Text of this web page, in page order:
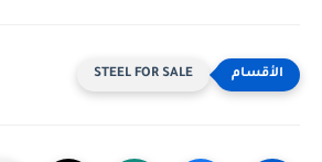
STEEL FOR SALE